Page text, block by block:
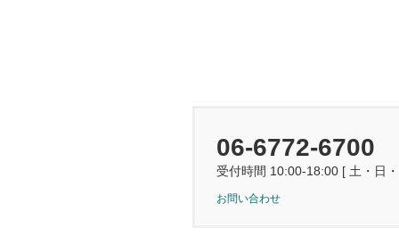
06-6772-6700
受付時間 10:00-18:00 [ 土・日
お問い合わせ